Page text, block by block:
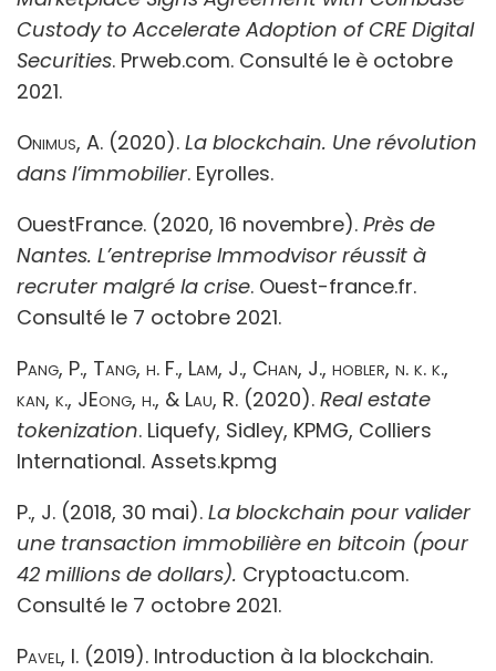
Custody to Accelerate Adoption of CRE Digital
Securities. Prweb.com. Consulté le è octobre
2021.
Onimus, A. (2020). La blockchain. Une révolution
dans l’immobilier. Eyrolles.
OuestFrance. (2020, 16 novembre). Près de
Nantes. L’entreprise Immodvisor réussit à
recruter malgré la crise. Ouest-france.fr.
Consulté le 7 octobre 2021.
Pang, P., Tang, h. F., Lam, J., Chan, J., hobler, n. k. k.,
kan, k., JEong, h., & Lau, R. (2020). Real estate
tokenization. Liquefy, Sidley, KPMG, Colliers
International. Assets.kpmg
P., J. (2018, 30 mai). La blockchain pour valider
une transaction immobilière en bitcoin (pour
42 millions de dollars). Cryptoactu.com.
Consulté le 7 octobre 2021.
Pavel, I. (2019). Introduction à la blockchain.